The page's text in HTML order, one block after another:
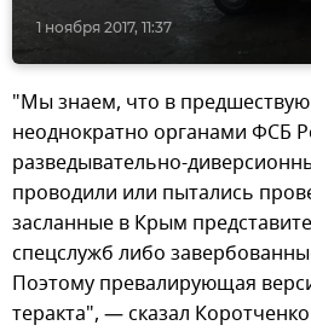
1 ноября 2017, 11:37
"Мы знаем, что в
неоднократно органами ФСБ
разведывательно-
проводили или пытались
засланные в Крым
спецслужб либо
Поэтому превалирующая
теракта", — сказал